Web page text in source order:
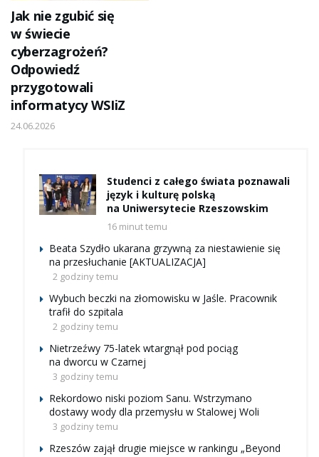
Jak nie zgubić się
w świecie
cyberzagrożeń?
Odpowiedź
przygotowali
informatycy WSIiZ
24.06.2026
Studenci z całego świata poznawali
język i kulturę polską
na Uniwersytecie Rzeszowskim
16 minut temu
Beata Szydło ukarana grzywną za niestawienie się
na przesłuchanie [AKTUALIZACJA]
2 godziny temu
Wybuch beczki na złomowisku w Jaśle. Pracownik
trafił do szpitala
2 godziny temu
Nietrzeźwy 75-latek wtargnął pod pociąg
na dworcu w Czarnej
3 godziny temu
Rekordowo niski poziom Sanu. Wstrzymano
dostawy wody dla przemysłu w Stalowej Woli
3 godziny temu
Rzeszów zajął drugie miejsce w rankingu „Beyond